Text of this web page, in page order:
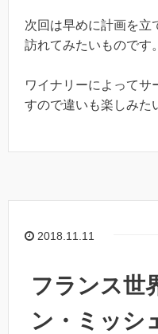
次回は早めに計画を立
訪れてみたいものです。
ワイナリーによってサ
すので違いも楽しみた
2018.11.11
フランス世
ン・ミッシ